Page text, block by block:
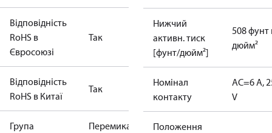
Відповідність
RoHS в
Євросоюзі
Так
Відповідність
RoHS в Китаї
Так
Група
Перемикачі
Нижчий
активн. тиск
[фунт/дюйм²]
508 фунт
дюйм²
Номінал
контакту
AC=6 A,
V
Положення